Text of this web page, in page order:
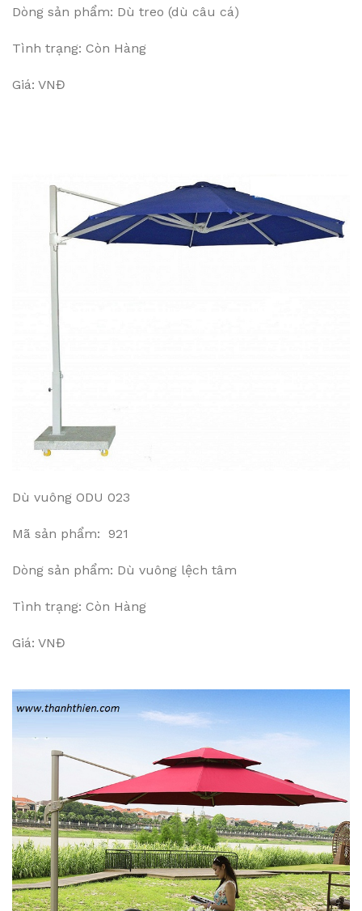
Dòng sản phẩm: Dù treo (dù câu cá)
Tình trạng: Còn Hàng
Giá: VNĐ
Dù vuông ODU 023
Mã sản phẩm: 921
Dòng sản phẩm: Dù vuông lệch tâm
Tình trạng: Còn Hàng
Giá: VNĐ